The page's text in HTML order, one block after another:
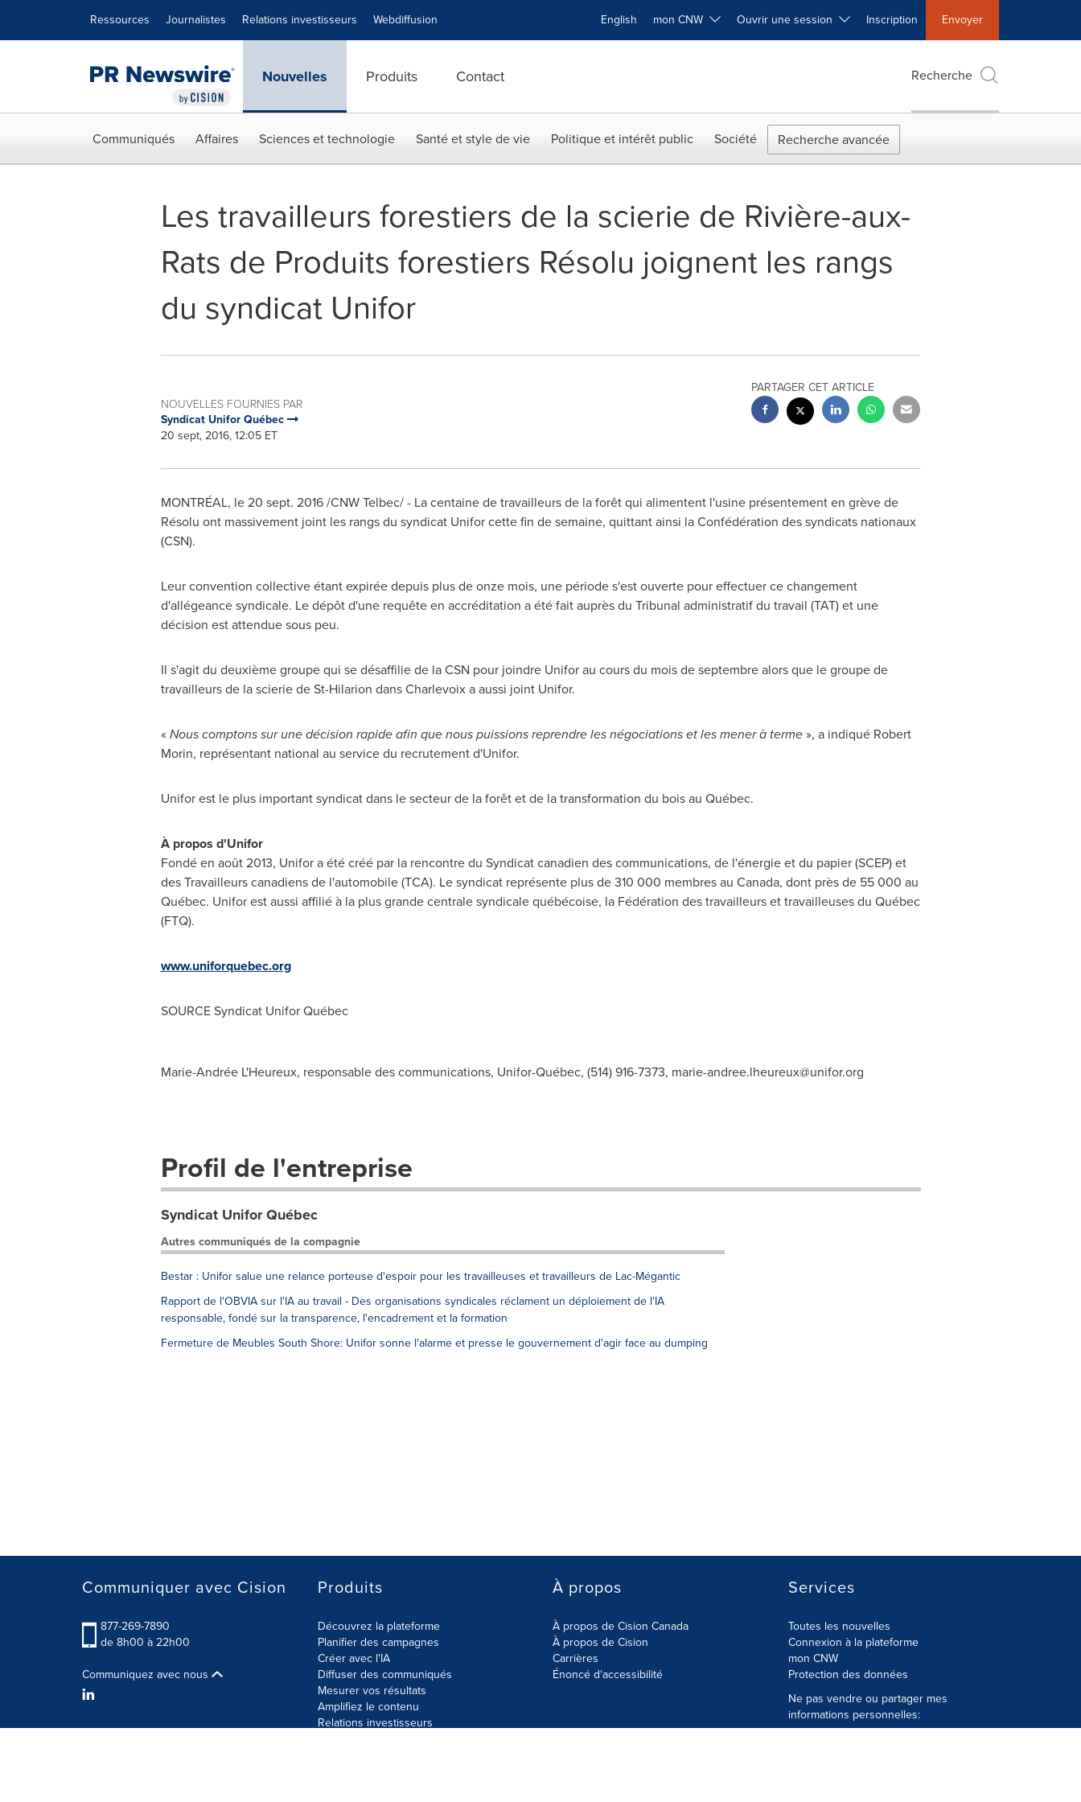
Ressources Journalistes Relations investisseurs Webdiffusion English mon CNW Ouvrir une session Inscription Envoyer
Nouvelles Produits Contact Recherche
Communiqués Affaires Sciences et technologie Santé et style de vie Politique et intérêt public Société Recherche avancée
Les travailleurs forestiers de la scierie de Rivière-aux-
Rats de Produits forestiers Résolu joignent les rangs
du syndicat Unifor
NOUVELLES FOURNIES PAR
Syndicat Unifor Québec
20 sept, 2016, 12:05 ET
PARTAGER CET ARTICLE
MONTRÉAL, le20 sept. 2016/CNW Telbec/ - La centaine de travailleurs de la forêt qui alimentent l'usine présentement en grève de
Résolu ont massivement joint les rangs du syndicat Unifor cette fin de semaine, quittant ainsi la Confédération des syndicats nationaux
(CSN).
Leur convention collective étant expirée depuis plus de onze mois, une période s'est ouverte pour effectuer ce changement
d'allégeance syndicale. Le dépôt d'une requête en accréditation a été fait auprès du Tribunal administratif du travail (TAT) et une
décision est attendue sous peu.
Il s'agit du deuxième groupe qui se désaffilie de la CSN pour joindre Unifor au cours du mois de septembre alors que le groupe de
travailleurs de la scierie deSt-Hilarion dans Charlevoix a aussi joint Unifor.
«Nous comptons sur une décision rapide afin que nous puissions reprendre les négociations et les mener à terme», a indiqué Robert
Morin, représentant national au service du recrutement d'Unifor.
Unifor est le plus important syndicat dans le secteur de la forêt et de la transformation du bois au Québec.
À propos d'Unifor
Fondé en août 2013, Unifor a été créé par la rencontre du Syndicat canadien des communications, de l'énergie et du papier (SCEP) et
des Travailleurs canadiens de l'automobile (TCA). Le syndicat représente plus de 310 000 membres au Canada, dont près de 55 000 au
Québec. Unifor est aussi affilié à la plus grande centrale syndicale québécoise, la Fédération des travailleurs et travailleuses du Québec
(FTQ).
www.uniforquebec.org
SOURCE Syndicat Unifor Québec
Marie-Andrée L'Heureux, responsable des communications, Unifor-Québec, (514) 916-7373, marie-andree.lheureux@unifor.org
Profil de l'entreprise
Syndicat Unifor Québec
Autres communiqués de la compagnie
Bestar : Unifor salue une relance porteuse d'espoir pour les travailleuses et travailleurs de Lac-Mégantic
Rapport de l'OBVIA sur l'IA au travail - Des organisations syndicales réclament un déploiement de l'IA
responsable, fondé sur la transparence, l'encadrement et la formation
Fermeture de Meubles South Shore: Unifor sonne l'alarme et presse le gouvernement d'agir face au dumping
Communiquer avec Cision
877-269-7890
de 8h00 à 22h00
Communiquez avec nous
Produits
Découvrez la plateforme
Planifier des campagnes
Créer avec l'IA
Diffuser des communiqués
Mesurer vos résultats
Amplifiez le contenu
Relations investisseurs
À propos
À propos de Cision Canada
À propos de Cision
Carrières
Énoncé d'accessibilité
Services
Toutes les nouvelles
Connexion à la plateforme
mon CNW
Protection des données
Ne pas vendre ou partager mes
informations personnelles: